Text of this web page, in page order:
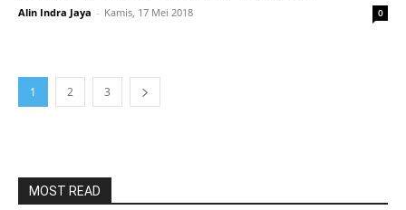
Alin Indra Jaya - Kamis, 17 Mei 2018 0
1 2 3
MOST READ